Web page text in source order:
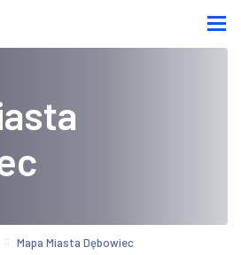
Mapa Miasta Dębowiec